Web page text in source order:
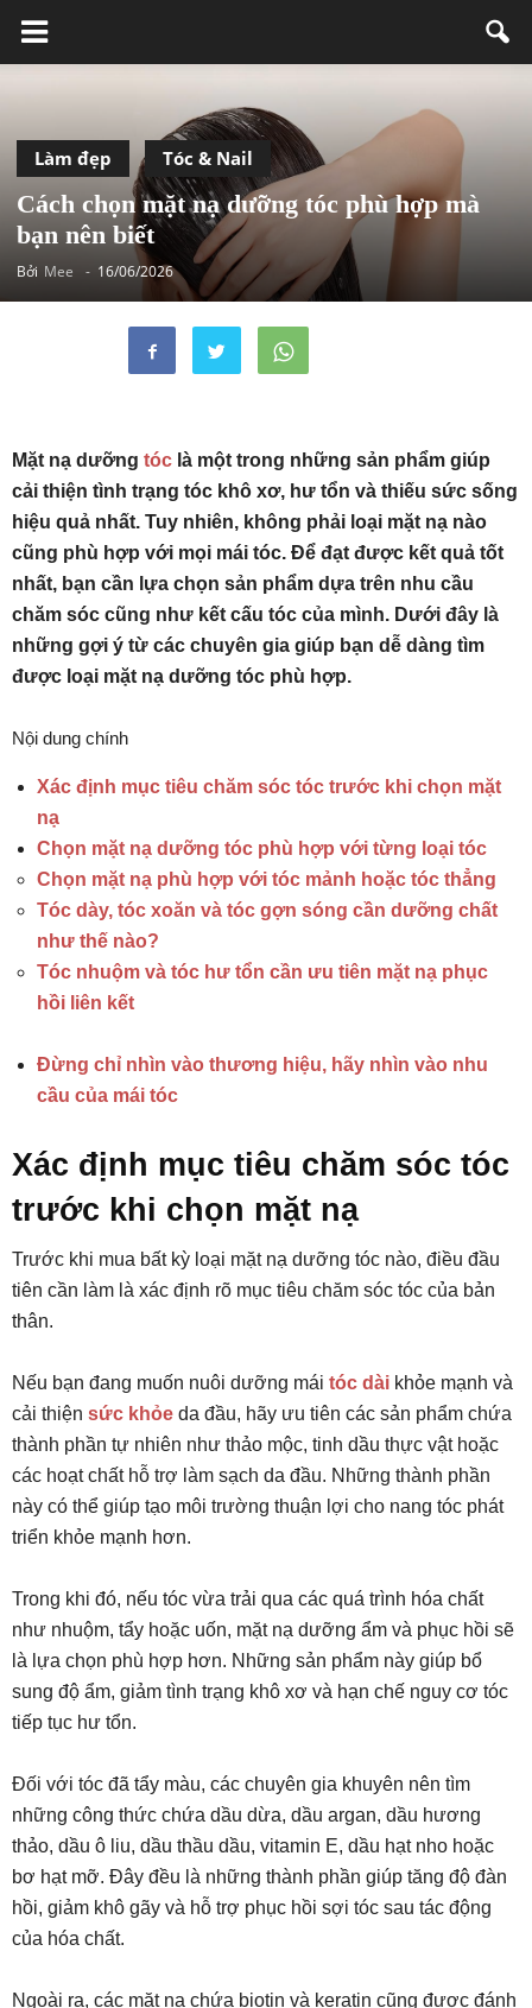
Làm đẹp Tóc & Nail
Cách chọn mặt nạ dưỡng tóc phù hợp mà
bạn nên biết
Bởi Mee - 16/06/2026
Mặt nạ dưỡng tóc là một trong những sản phẩm giúp
cải thiện tình trạng tóc khô xơ, hư tổn và thiếu sức sống
hiệu quả nhất. Tuy nhiên, không phải loại mặt nạ nào
cũng phù hợp với mọi mái tóc. Để đạt được kết quả tốt
nhất, bạn cần lựa chọn sản phẩm dựa trên nhu cầu
chăm sóc cũng như kết cấu tóc của mình. Dưới đây là
những gợi ý từ các chuyên gia giúp bạn dễ dàng tìm
được loại mặt nạ dưỡng tóc phù hợp.
Nội dung chính
Xác định mục tiêu chăm sóc tóc trước khi chọn mặt
nạ
Chọn mặt nạ dưỡng tóc phù hợp với từng loại tóc
Chọn mặt nạ phù hợp với tóc mảnh hoặc tóc thẳng
Tóc dày, tóc xoăn và tóc gợn sóng cần dưỡng chất
như thế nào?
Tóc nhuộm và tóc hư tổn cần ưu tiên mặt nạ phục
hồi liên kết
Đừng chỉ nhìn vào thương hiệu, hãy nhìn vào nhu
cầu của mái tóc
Xác định mục tiêu chăm sóc tóc
trước khi chọn mặt nạ
Trước khi mua bất kỳ loại mặt nạ dưỡng tóc nào, điều đầu
tiên cần làm là xác định rõ mục tiêu chăm sóc tóc của bản
thân.
Nếu bạn đang muốn nuôi dưỡng mái tóc dài khỏe mạnh và
cải thiện sức khỏe da đầu, hãy ưu tiên các sản phẩm chứa
thành phần tự nhiên như thảo mộc, tinh dầu thực vật hoặc
các hoạt chất hỗ trợ làm sạch da đầu. Những thành phần
này có thể giúp tạo môi trường thuận lợi cho nang tóc phát
triển khỏe mạnh hơn.
Trong khi đó, nếu tóc vừa trải qua các quá trình hóa chất
như nhuộm, tẩy hoặc uốn, mặt nạ dưỡng ẩm và phục hồi sẽ
là lựa chọn phù hợp hơn. Những sản phẩm này giúp bổ
sung độ ẩm, giảm tình trạng khô xơ và hạn chế nguy cơ tóc
tiếp tục hư tổn.
Đối với tóc đã tẩy màu, các chuyên gia khuyên nên tìm
những công thức chứa dầu dừa, dầu argan, dầu hương
thảo, dầu ô liu, dầu thầu dầu, vitamin E, dầu hạt nho hoặc
bơ hạt mỡ. Đây đều là những thành phần giúp tăng độ đàn
hồi, giảm khô gãy và hỗ trợ phục hồi sợi tóc sau tác động
của hóa chất.
Ngoài ra, các mặt nạ chứa biotin và keratin cũng được đánh